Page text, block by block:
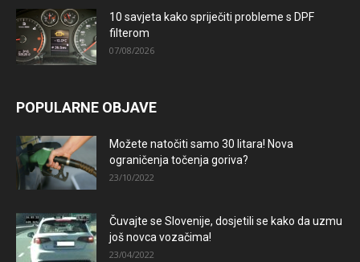
10 savjeta kako spriječiti probleme s DPF
filterom
07/08/2026
POPULARNE OBJAVE
Možete natočiti samo 30 litara! Nova
ograničenja točenja goriva?
23/10/2022
Čuvajte se Slovenije, dosjetili se kako da uzmu
još novca vozačima!
23/04/2022